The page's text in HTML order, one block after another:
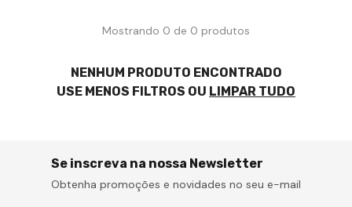
Mostrando 0 de 0 produtos
NENHUM PRODUTO ENCONTRADO
USE MENOS FILTROS OU LIMPAR TUDO
Se inscreva na nossa Newsletter
Obtenha promoções e novidades no seu e-mail